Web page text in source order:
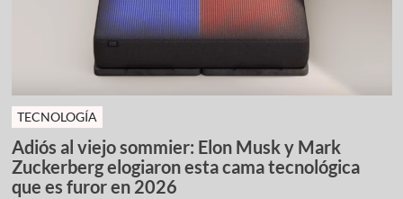
TECNOLOGÍA
Adiós al viejo sommier: Elon Musk y Mark
Zuckerberg elogiaron esta cama tecnológica
que es furor en 2026